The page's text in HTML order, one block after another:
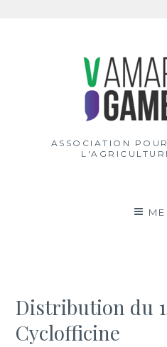
ASSOCIATION
Distribution du
Cyclofficine